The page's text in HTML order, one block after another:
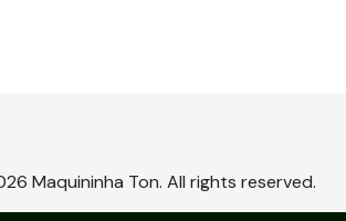
Maquininha Ton. All rights reserved.